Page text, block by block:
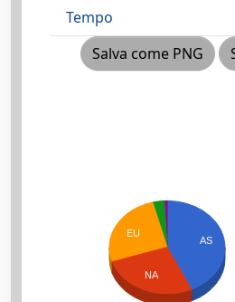
Tempo
Salva come PNG
AS
EU
NA